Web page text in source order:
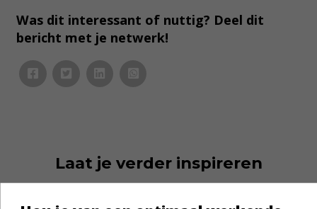
Was dit interessant of nuttig? Deel dit
bericht met je netwerk!
Laat je verder inspireren